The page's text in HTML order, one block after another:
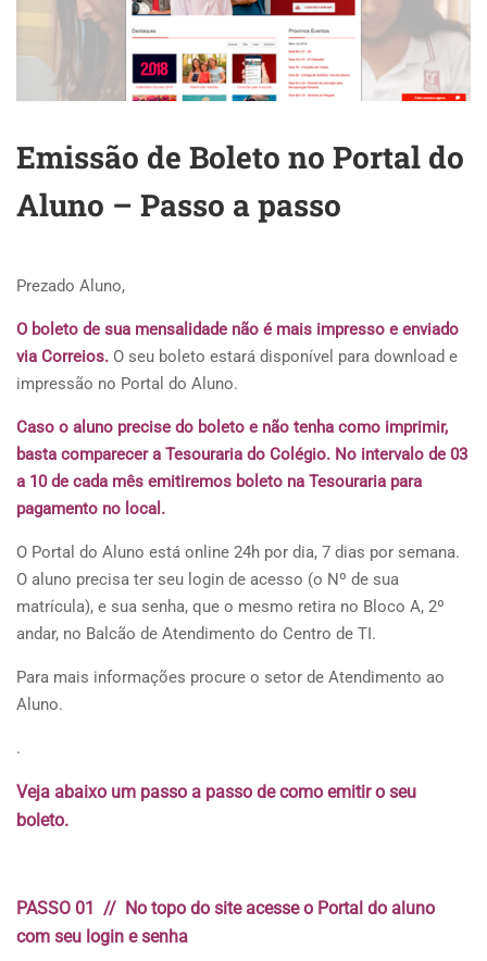
Emissão de Boleto no Portal do
Aluno – Passo a passo
Prezado Aluno,
O boleto de sua mensalidade não é mais impresso e enviado
via Correios. O seu boleto estará disponível para download e
impressão no Portal do Aluno.
Caso o aluno precise do boleto e não tenha como imprimir,
basta comparecer a Tesouraria do Colégio. No intervalo de 03
a 10 de cada mês emitiremos boleto na Tesouraria para
pagamento no local.
O Portal do Aluno está online 24h por dia, 7 dias por semana.
O aluno precisa ter seu login de acesso (o Nº de sua
matrícula), e sua senha, que o mesmo retira no Bloco A, 2º
andar, no Balcão de Atendimento do Centro de TI.
Para mais informações procure o setor de Atendimento ao
Aluno.
.
Veja abaixo um passo a passo de como emitir o seu
boleto.
PASSO 01 // No topo do site acesse o Portal do aluno
com seu login e senha